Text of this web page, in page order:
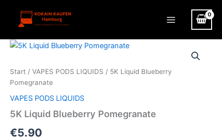
springen
Start / VAPES PODS LIQUIDS / 5K Liquid Blueberry
Pomegranate
VAPES PODS LIQUIDS
5K Liquid Blueberry Pomegranate
€5.90